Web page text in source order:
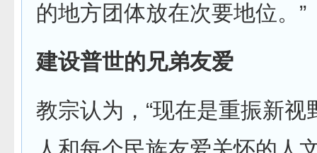
的地方团体放在次要地位。”
建设普世的兄弟友爱
教宗认为，“现在是重振新视